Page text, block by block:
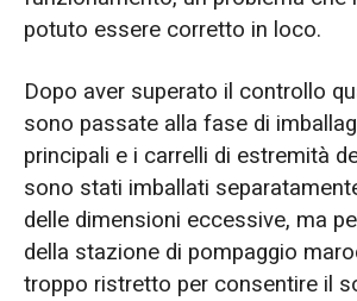
potuto essere corretto in loco.
Dopo aver superato il controllo
sono passate alla fase di
principali e i carrelli di estremità
sono stati imballati
delle dimensioni eccessive, ma
della stazione di pompaggio
troppo ristretto per consentire il